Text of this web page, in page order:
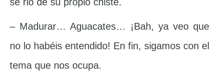
– Madurar… Aguacates… ¡Bah, ya veo que
no lo habéis entendido! En fin, sigamos con el
tema que nos ocupa.